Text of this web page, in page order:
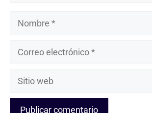
Nombre
Sitio